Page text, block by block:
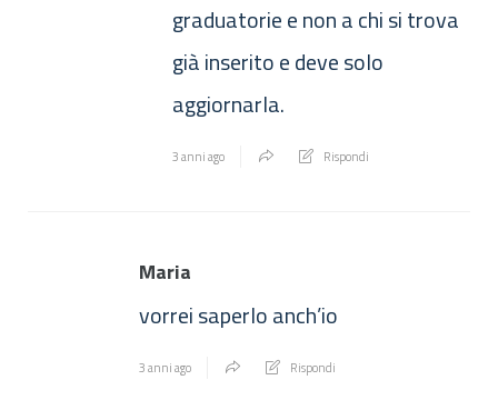
graduatorie e non a chi si trova
già inserito e deve solo
aggiornarla.
3 anni ago Rispondi
Maria
vorrei saperlo anch’io
3 anni ago Rispondi